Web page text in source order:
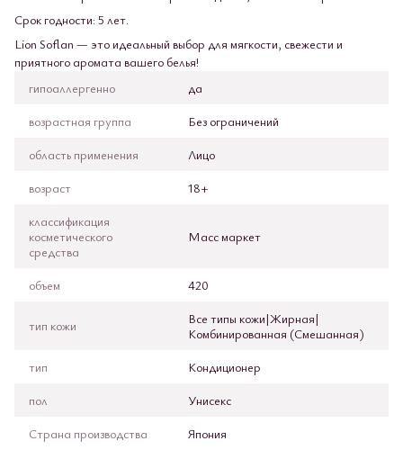
Срок годности: 5 лет.
Lion Soflan — это идеальный выбор для мягкости, свежести и
приятного аромата вашего белья!
гипоаллергенно
да
возрастная группа
Без ограничений
область применения
Лицо
возраст
18+
классификация
косметического
средства
Масс маркет
объем 420
тип кожи
Все типы кожи|Жирная|
Комбинированная (Смешанная)
тип
Кондиционер
пол
Унисекс
Страна производства
Япония